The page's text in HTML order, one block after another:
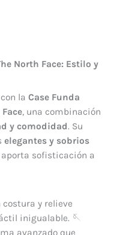
North Face: Estilo y
la Case Funda
, una combinación
y comodidad. Su
elegantes y sobrios
sofisticación a
costura y relieve
inigualable. 🪡
avanzado que